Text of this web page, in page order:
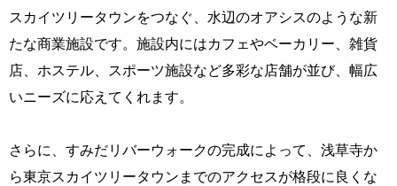
スカイツリータウンをつなぐ、水辺のオアシスのような新
たな商業施設です。施設内にはカフェやベーカリー、雑貨
店、ホステル、スポーツ施設など多彩な店舗が並び、幅広
いニーズに応えてくれます。
さらに、すみだリバーウォークの完成によって、浅草寺か
ら東京スカイツリータウンまでのアクセスが格段に良くな